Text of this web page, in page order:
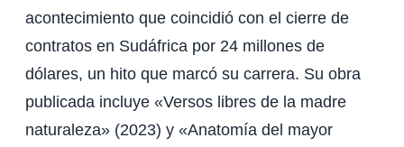
acontecimiento que coincidió con el cierre de
contratos en Sudáfrica por 24 millones de
dólares, un hito que marcó su carrera. Su obra
publicada incluye «Versos libres de la madre
naturaleza» (2023) y «Anatomía del mayor